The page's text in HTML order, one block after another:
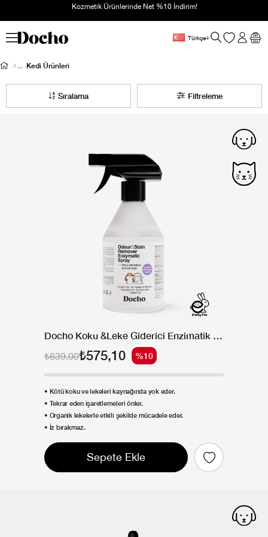
Kozmetik Ürünlerinde Net %10 İndirim!
Türkçe
Kedi Ürünleri
Filtreleme
Sıralama
Docho Koku &Leke Giderici Enzimatik Sprey 500 ML
₺575,10
₺639,00 %10
• Kötü koku ve lekeleri kaynağında yok eder.
• Tekrar eden işaretlemeleri önler.
• Organik lekelerle etkili şekilde mücadele eder.
• İz bırakmaz.
Sepete Ekle